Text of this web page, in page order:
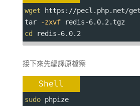
wget https://pecl.php.net/
tar
-zxvf redis-6.0.2.tgz
cd
redis-6.0.2
接下來先編譯原檔案
Shell
sudo phpize